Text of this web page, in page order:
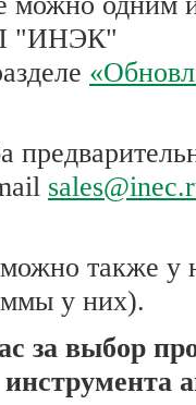
"ИНЭК"
можно также
у них).
за выбор
инструмента